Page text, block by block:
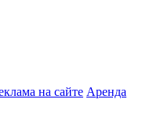
на сайте Аренда